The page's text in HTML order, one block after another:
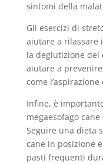
sintomi della
Gli esercizi di
aiutare a rilassare
la deglutizione del
aiutare a
come
Infine, è
megaesofago
Seguire una dieta
cane in posizione
pasti frequenti